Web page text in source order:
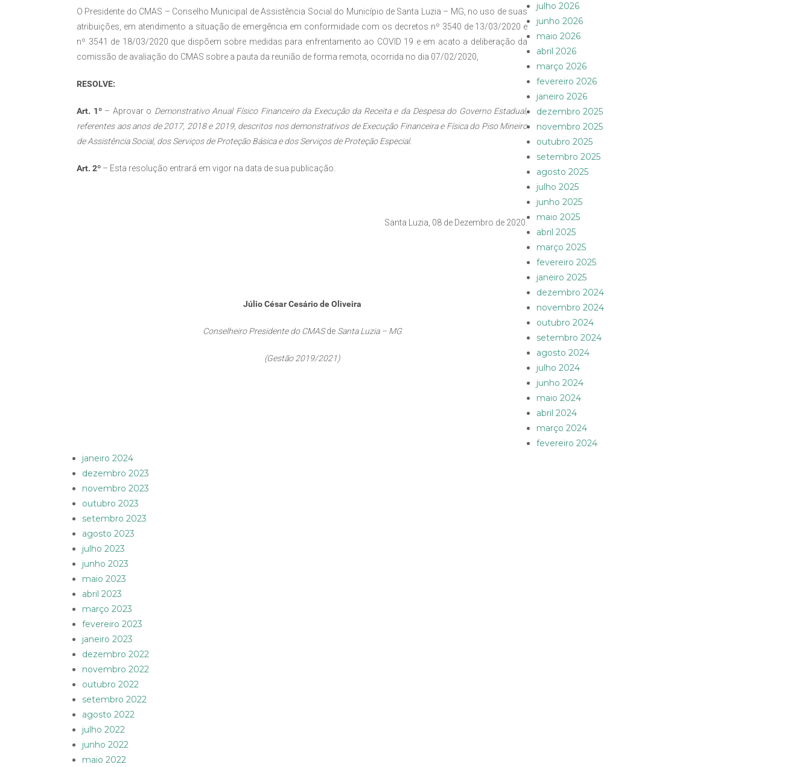
O Presidente do CMAS – Conselho Municipal de Assistência Social do Município de Santa Luzia – MG, no uso de suas
atribuições, em atendimento a situação de emergência em conformidade com os decretos nº 3540 de 13/03/2020 e
nº 3541 de 18/03/2020 que dispõem sobre medidas para enfrentamento ao COVID 19 e em acato a deliberação da
comissão de avaliação do CMAS sobre a pauta da reunião de forma remota, ocorrida no dia 07/02/2020,
RESOLVE:
Art. 1º– Aprovar o Demonstrativo Anual Físico Financeiro da Execução da Receita e da Despesa do Governo Estadual,
referentes aos anos de 2017, 2018 e 2019, descritos nos demonstrativos de Execução Financeira e Física do Piso Mineiro
de Assistência Social, dos Serviços de Proteção Básica e dos Serviços de Proteção Especial.
Art. 2º – Esta resolução entrará em vigor na data de sua publicação.
Santa Luzia, 08 de Dezembro de 2020.
Júlio César Cesário de Oliveira
Conselheiro Presidente do CMASde Santa Luzia – MG
(Gestão 2019/2021)
julho 2026
junho 2026
maio 2026
abril 2026
março 2026
fevereiro 2026
janeiro 2026
dezembro 2025
novembro 2025
outubro 2025
setembro 2025
agosto 2025
julho 2025
junho 2025
maio 2025
abril 2025
março 2025
fevereiro 2025
janeiro 2025
dezembro 2024
novembro 2024
outubro 2024
setembro 2024
agosto 2024
julho 2024
junho 2024
maio 2024
abril 2024
março 2024
fevereiro 2024
janeiro 2024
dezembro 2023
novembro 2023
outubro 2023
setembro 2023
agosto 2023
julho 2023
junho 2023
maio 2023
abril 2023
março 2023
fevereiro 2023
janeiro 2023
dezembro 2022
novembro 2022
outubro 2022
setembro 2022
agosto 2022
julho 2022
junho 2022
maio 2022